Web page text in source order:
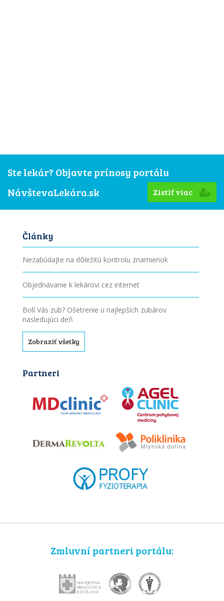
Ste lekár? Objavte prínosy portálu
NávštevaLekára.sk
Zistiť viac
Články
Nezabúdajte na dôležitú kontrolu znamienok
Objednávanie k lekárovi cez internet
Bolí Vás zub? Ošetrenie u najlepších zubárov
nasledujúci deň
Zobraziť všetky
Partneri
Zmluvní partneri portálu: